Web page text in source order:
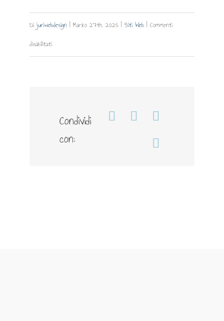
Dijuriwebdesign | Marzo 27th, 2025 | Siti Web | Commenti
disabilitatisu
Condividi
con:
Facebook
WhatsApp
Telegram
Email